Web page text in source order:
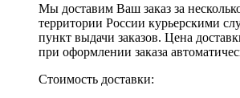
Мы доставим Ваш заказ за
территории России курьерскими
пункт выдачи заказов. Цена
при оформлении заказа
Стоимость доставки: